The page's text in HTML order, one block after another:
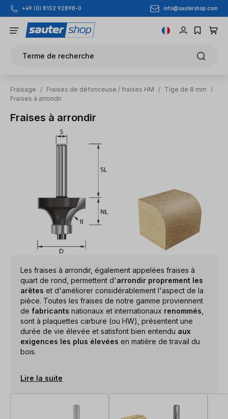
Passer au contenu principal
+49 (0) 8152 92898-0 info@sautershop.com
Terme de recherche
Fraisage / Fraises de défonceuse / fraises HM / Tige de 8 mm
/
Fraises à arrondir
Fraises à arrondir
Les fraises à arrondir, également appelées fraises à
quart de rond, permettent d'arrondir proprement les
arêtes et d'améliorer considérablement l'aspect de la
pièce. Toutes les fraises de notre gamme proviennent
de fabricants nationaux et internationaux renommés
sont à plaquettes carbure (ou HW), présentent une
durée de vie élevée et satisfont bien entendu aux
exigences les plus élevées en matière de travail du
bois.
Lire la suite